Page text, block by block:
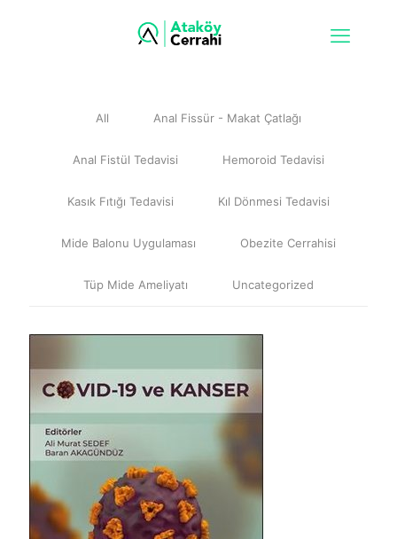
All Anal Fissür - Makat Çatlağı
Anal Fistül Tedavisi Hemoroid Tedavisi
Kasık Fıtığı Tedavisi Kıl Dönmesi Tedavisi
Mide Balonu Uygulaması Obezite Cerrahisi
Tüp Mide Ameliyatı Uncategorized